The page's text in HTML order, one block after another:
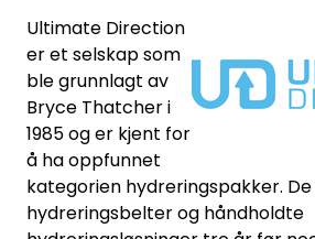
Ultimate Direction
er et selskap som
ble grunnlagt av
Bryce Thatcher i
1985 og er kjent for
å ha oppfunnet
kategorien hydreringspakker.
hydreringsbelter og håndholdte